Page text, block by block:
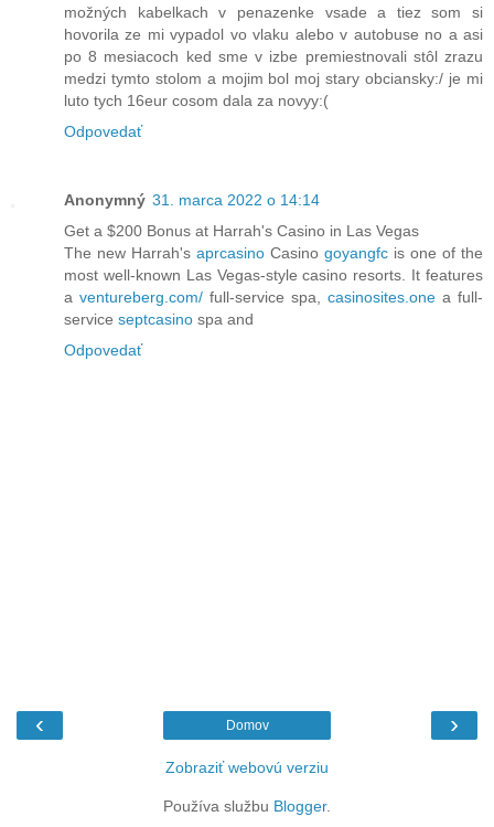
možných kabelkach v penazenke vsade a tiez som si
hovorila ze mi vypadol vo vlaku alebo v autobuse no a asi
po 8 mesiacoch ked sme v izbe premiestnovali stôl zrazu
medzi tymto stolom a mojim bol moj stary obciansky:/ je mi
luto tych 16eur cosom dala za novyy:(
Odpovedať
Anonymný 31. marca 2022 o 14:14
Get a $200 Bonus at Harrah's Casino in Las Vegas
The new Harrah's aprcasino Casino goyangfc is one of the
most well-known Las Vegas-style casino resorts. It features
a ventureberg.com/ full-service spa, casinosites.one a full-
service septcasino spa and
Odpovedať
‹ ›
Domov
Zobraziť webovú verziu
Používa službu Blogger.